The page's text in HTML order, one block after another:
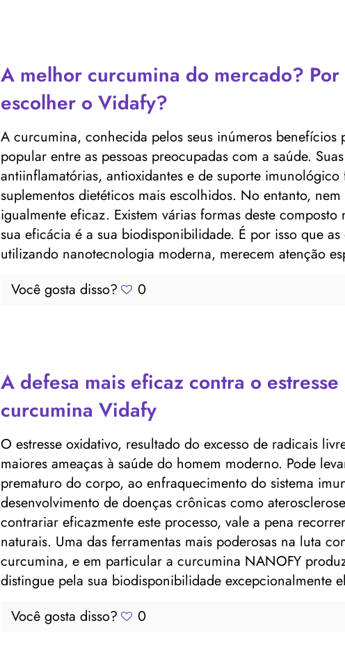
A melhor curcumina do mercado?
escolher o Vidafy?
A curcumina, conhecida pelos seus inúmeros benefícios
popular entre as pessoas preocupadas com a saúde.
antiinflamatórias, antioxidantes e de suporte
suplementos dietéticos mais escolhidos. No entanto,
igualmente eficaz. Existem várias formas deste
sua eficácia é a sua biodisponibilidade. É por isso que
utilizando nanotecnologia moderna, merecem atenção
Você gosta disso?
0
A defesa mais eficaz contra o
curcumina Vidafy
O estresse oxidativo, resultado do excesso de radicais
maiores ameaças à saúde do homem moderno. Pode
prematuro do corpo, ao enfraquecimento do sistema
desenvolvimento de doenças crônicas como
contrariar eficazmente este processo, vale a pena
naturais. Uma das ferramentas mais poderosas na luta
curcumina, e em particular a curcumina NANOFY
distingue pela sua biodisponibilidade excepcionalmente
Você gosta disso?
0